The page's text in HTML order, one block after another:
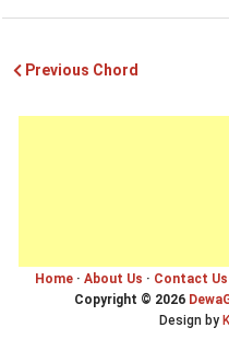
Previous Chord
Home · About Us · Contact Us
Copyright © 2026
Design by